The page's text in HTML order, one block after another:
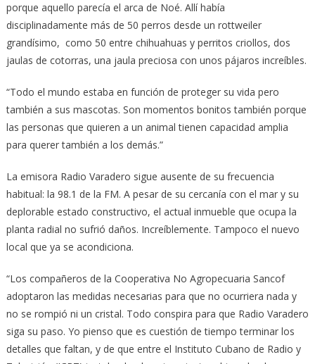
porque aquello parecía el arca de Noé. Allí había
disciplinadamente más de 50 perros desde un rottweiler
grandísimo, como 50 entre chihuahuas y perritos criollos, dos
jaulas de cotorras, una jaula preciosa con unos pájaros increíbles.
“Todo el mundo estaba en función de proteger su vida pero
también a sus mascotas. Son momentos bonitos también porque
las personas que quieren a un animal tienen capacidad amplia
para querer también a los demás.”
La emisora Radio Varadero sigue ausente de su frecuencia
habitual: la 98.1 de la FM. A pesar de su cercanía con el mar y su
deplorable estado constructivo, el actual inmueble que ocupa la
planta radial no sufrió daños. Increíblemente. Tampoco el nuevo
local que ya se acondiciona.
“Los compañeros de la Cooperativa No Agropecuaria Sancof
adoptaron las medidas necesarias para que no ocurriera nada y
no se rompió ni un cristal. Todo conspira para que Radio Varadero
siga su paso. Yo pienso que es cuestión de tiempo terminar los
detalles que faltan, y de que entre el Instituto Cubano de Radio y